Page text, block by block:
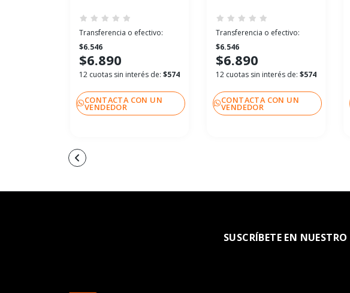
Transferencia o efectivo:
$6.546
$6.890
12 cuotas sin interés de: $574
CONTACTA CON UN
VENDEDOR
Transferencia o efectivo:
$6.546
$6.890
12 cuotas sin interés de: $574
CONTACTA CON UN
VENDEDOR
SUSCRÍBETE EN